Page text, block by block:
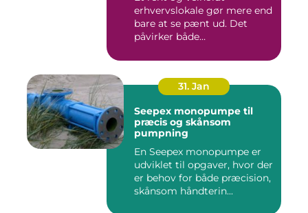
erhvervslokale gør mere end
bare at se pænt ud. Det
påvirker både
31. Jan
Seepex monopumpe til
præcis og skånsom
pumpning
En Seepex monopumpe er
udviklet til opgaver, hvor der
er behov for både præcision,
skånsom håndterin...